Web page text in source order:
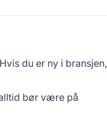
du er ny i bransjen,
bør være på